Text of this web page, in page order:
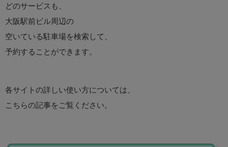
どのサービスも、
大阪駅前ビル周辺の
空いている駐車場を検索して、
予約することができます。
各サイトの詳しい使い方については、
こちらの記事をご覧ください。